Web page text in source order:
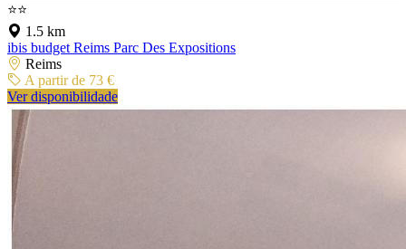
⭐⭐
1.5 km
ibis budget Reims Parc Des Expositions
Reims
A partir de 73 €
Ver disponibilidade